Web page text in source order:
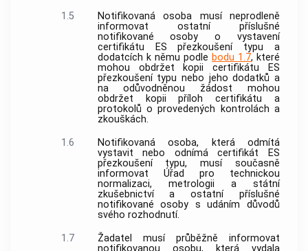
1.5
Notifikovaná osoba musí neprodleně
informovat ostatní příslušné
notifikované osoby o vystavení
certifikátu ES přezkoušení typu a
dodatcích k němu podle bodu 1.7, které
mohou obdržet kopii certifikátu ES
přezkoušení typu nebo jeho dodatků a
na odůvodněnou žádost mohou
obdržet kopii příloh certifikátu a
protokolů o provedených kontrolách a
zkouškách.
1.6
Notifikovaná osoba, která odmítá
vystavit nebo odnímá certifikát ES
přezkoušení typu, musí současně
informovat Úřad pro technickou
normalizaci, metrologii a státní
zkušebnictví a ostatní příslušné
notifikované osoby s udáním důvodů
svého rozhodnutí.
1.7
Žadatel musí průběžně informovat
notifikovanou osobu, která vydala